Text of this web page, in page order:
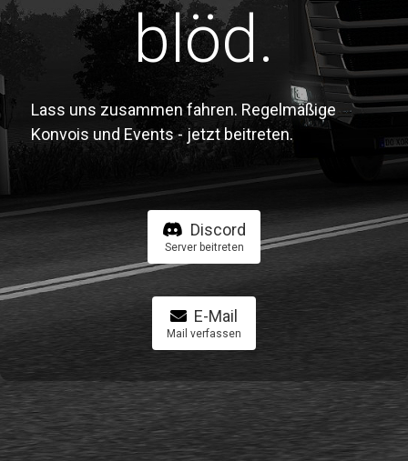
blöd.
Lass uns zusammen fahren. Regelmäßige
Konvois und Events - jetzt beitreten.
Discord
Server beitreten
E-Mail
Mail verfassen